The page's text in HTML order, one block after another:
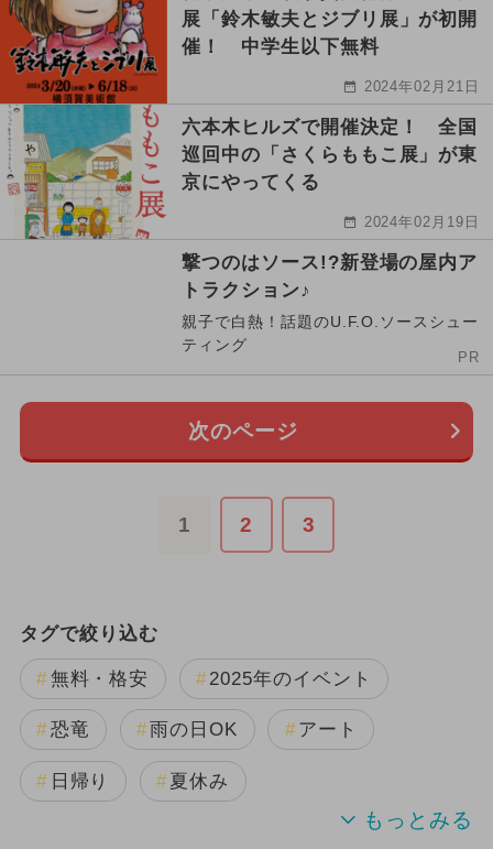
展「鈴木敏夫とジブリ展」が初開
催！ 中学生以下無料
2024年02月21日
六本木ヒルズで開催決定！ 全国
巡回中の「さくらももこ展」が東
京にやってくる
2024年02月19日
撃つのはソース!?新登場の屋内ア
トラクション♪
親子で白熱！話題のU.F.O.ソースシュー
ティング
PR
次のページ
1 2 3
タグで絞り込む
無料・格安 2025年のイベント
恐竜 雨の日OK アート
日帰り 夏休み